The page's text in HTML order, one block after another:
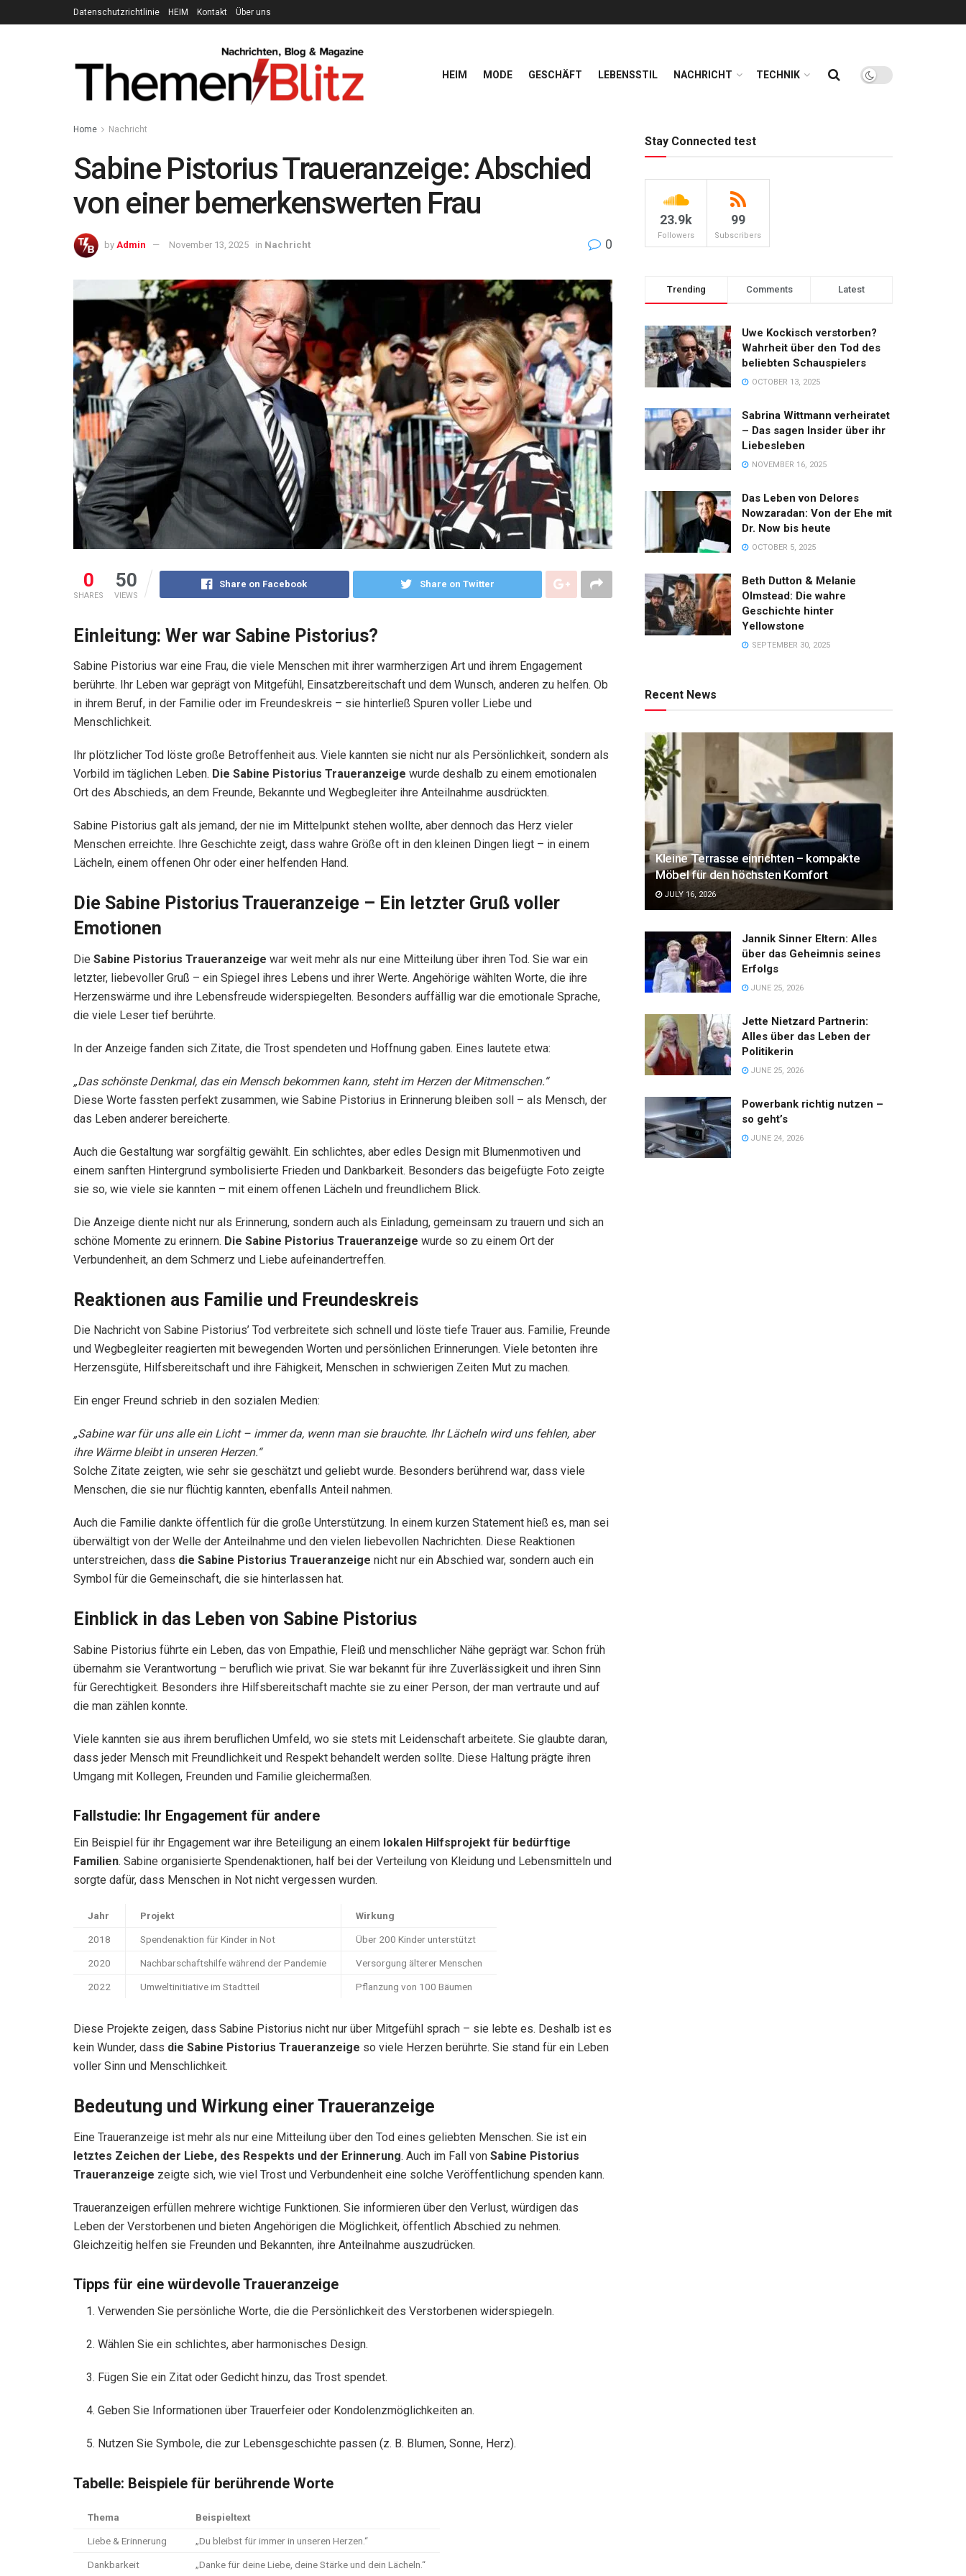
Datenschutzrichtlinie HEIM Kontakt Über uns
HEIM MODE GESCHÄFT LEBENSSTIL NACHRICHT TECHNIK
Home Nachricht
Sabine Pistorius Traueranzeige: Abschied
von einer bemerkenswerten Frau
by Admin November 13, 2025 in Nachricht 0
0
SHARES
50
VIEWS
Share on Facebook Share on Twitter
Einleitung: Wer war Sabine Pistorius?
Sabine Pistorius war eine Frau, die viele Menschen mit ihrer warmherzigen Art und ihrem Engagement
berührte. Ihr Leben war geprägt von Mitgefühl, Einsatzbereitschaft und dem Wunsch, anderen zu helfen. Ob
in ihrem Beruf, in der Familie oder im Freundeskreis – sie hinterließ Spuren voller Liebe und
Menschlichkeit.
Ihr plötzlicher Tod löste große Betroffenheit aus. Viele kannten sie nicht nur als Persönlichkeit, sondern als
Vorbild im täglichen Leben. Die Sabine Pistorius Traueranzeige wurde deshalb zu einem emotionalen
Ort des Abschieds, an dem Freunde, Bekannte und Wegbegleiter ihre Anteilnahme ausdrückten.
Sabine Pistorius galt als jemand, der nie im Mittelpunkt stehen wollte, aber dennoch das Herz vieler
Menschen erreichte. Ihre Geschichte zeigt, dass wahre Größe oft in den kleinen Dingen liegt – in einem
Lächeln, einem offenen Ohr oder einer helfenden Hand.
Die Sabine Pistorius Traueranzeige – Ein letzter Gruß voller
Emotionen
Die Sabine Pistorius Traueranzeige war weit mehr als nur eine Mitteilung über ihren Tod. Sie war ein
letzter, liebevoller Gruß – ein Spiegel ihres Lebens und ihrer Werte. Angehörige wählten Worte, die ihre
Herzenswärme und ihre Lebensfreude widerspiegelten. Besonders auffällig war die emotionale Sprache,
die viele Leser tief berührte.
In der Anzeige fanden sich Zitate, die Trost spendeten und Hoffnung gaben. Eines lautete etwa:
„Das schönste Denkmal, das ein Mensch bekommen kann, steht im Herzen der Mitmenschen.“
Diese Worte fassten perfekt zusammen, wie Sabine Pistorius in Erinnerung bleiben soll – als Mensch, der
das Leben anderer bereicherte.
Auch die Gestaltung war sorgfältig gewählt. Ein schlichtes, aber edles Design mit Blumenmotiven und
einem sanften Hintergrund symbolisierte Frieden und Dankbarkeit. Besonders das beigefügte Foto zeigte
sie so, wie viele sie kannten – mit einem offenen Lächeln und freundlichem Blick.
Die Anzeige diente nicht nur als Erinnerung, sondern auch als Einladung, gemeinsam zu trauern und sich an
schöne Momente zu erinnern. Die Sabine Pistorius Traueranzeige wurde so zu einem Ort der
Verbundenheit, an dem Schmerz und Liebe aufeinandertreffen.
Reaktionen aus Familie und Freundeskreis
Die Nachricht von Sabine Pistorius’ Tod verbreitete sich schnell und löste tiefe Trauer aus. Familie, Freunde
und Wegbegleiter reagierten mit bewegenden Worten und persönlichen Erinnerungen. Viele betonten ihre
Herzensgüte, Hilfsbereitschaft und ihre Fähigkeit, Menschen in schwierigen Zeiten Mut zu machen.
Ein enger Freund schrieb in den sozialen Medien:
„Sabine war für uns alle ein Licht – immer da, wenn man sie brauchte. Ihr Lächeln wird uns fehlen, aber
ihre Wärme bleibt in unseren Herzen.“
Solche Zitate zeigten, wie sehr sie geschätzt und geliebt wurde. Besonders berührend war, dass viele
Menschen, die sie nur flüchtig kannten, ebenfalls Anteil nahmen.
Auch die Familie dankte öffentlich für die große Unterstützung. In einem kurzen Statement hieß es, man sei
überwältigt von der Welle der Anteilnahme und den vielen liebevollen Nachrichten. Diese Reaktionen
unterstreichen, dass die Sabine Pistorius Traueranzeige nicht nur ein Abschied war, sondern auch ein
Symbol für die Gemeinschaft, die sie hinterlassen hat.
Einblick in das Leben von Sabine Pistorius
Sabine Pistorius führte ein Leben, das von Empathie, Fleiß und menschlicher Nähe geprägt war. Schon früh
übernahm sie Verantwortung – beruflich wie privat. Sie war bekannt für ihre Zuverlässigkeit und ihren Sinn
für Gerechtigkeit. Besonders ihre Hilfsbereitschaft machte sie zu einer Person, der man vertraute und auf
die man zählen konnte.
Viele kannten sie aus ihrem beruflichen Umfeld, wo sie stets mit Leidenschaft arbeitete. Sie glaubte daran,
dass jeder Mensch mit Freundlichkeit und Respekt behandelt werden sollte. Diese Haltung prägte ihren
Umgang mit Kollegen, Freunden und Familie gleichermaßen.
Fallstudie: Ihr Engagement für andere
Ein Beispiel für ihr Engagement war ihre Beteiligung an einem lokalen Hilfsprojekt für bedürftige
Familien. Sabine organisierte Spendenaktionen, half bei der Verteilung von Kleidung und Lebensmitteln und
sorgte dafür, dass Menschen in Not nicht vergessen wurden.
Jahr Projekt Wirkung
2018 Spendenaktion für Kinder in Not Über 200 Kinder unterstützt
2020 Nachbarschaftshilfe während der Pandemie Versorgung älterer Menschen
2022 Umweltinitiative im Stadtteil Pflanzung von 100 Bäumen
Diese Projekte zeigen, dass Sabine Pistorius nicht nur über Mitgefühl sprach – sie lebte es. Deshalb ist es
kein Wunder, dass die Sabine Pistorius Traueranzeige so viele Herzen berührte. Sie stand für ein Leben
voller Sinn und Menschlichkeit.
Bedeutung und Wirkung einer Traueranzeige
Eine Traueranzeige ist mehr als nur eine Mitteilung über den Tod eines geliebten Menschen. Sie ist ein
letztes Zeichen der Liebe, des Respekts und der Erinnerung. Auch im Fall von Sabine Pistorius
Traueranzeige zeigte sich, wie viel Trost und Verbundenheit eine solche Veröffentlichung spenden kann.
Traueranzeigen erfüllen mehrere wichtige Funktionen. Sie informieren über den Verlust, würdigen das
Leben der Verstorbenen und bieten Angehörigen die Möglichkeit, öffentlich Abschied zu nehmen.
Gleichzeitig helfen sie Freunden und Bekannten, ihre Anteilnahme auszudrücken.
Tipps für eine würdevolle Traueranzeige
Verwenden Sie persönliche Worte, die die Persönlichkeit des Verstorbenen widerspiegeln.
Wählen Sie ein schlichtes, aber harmonisches Design.
Fügen Sie ein Zitat oder Gedicht hinzu, das Trost spendet.
Geben Sie Informationen über Trauerfeier oder Kondolenzmöglichkeiten an.
Nutzen Sie Symbole, die zur Lebensgeschichte passen (z. B. Blumen, Sonne, Herz).
Tabelle: Beispiele für berührende Worte
Thema Beispieltext
Liebe & Erinnerung „Du bleibst für immer in unseren Herzen.“
Dankbarkeit „Danke für deine Liebe, deine Stärke und dein Lächeln.“
Stay Connected test
23.9k
Followers
99
Subscribers
Trending Comments Latest
Uwe Kockisch verstorben?
Wahrheit über den Tod des
beliebten Schauspielers
OCTOBER 13, 2025
Sabrina Wittmann verheiratet
– Das sagen Insider über ihr
Liebesleben
NOVEMBER 16, 2025
Das Leben von Delores
Nowzaradan: Von der Ehe mit
Dr. Now bis heute
OCTOBER 5, 2025
Beth Dutton & Melanie
Olmstead: Die wahre
Geschichte hinter
Yellowstone
SEPTEMBER 30, 2025
Recent News
Kleine Terrasse einrichten – kompakte
Möbel für den höchsten Komfort
JULY 16, 2026
Jannik Sinner Eltern: Alles
über das Geheimnis seines
Erfolgs
JUNE 25, 2026
Jette Nietzard Partnerin:
Alles über das Leben der
Politikerin
JUNE 25, 2026
Powerbank richtig nutzen –
so geht’s
JUNE 24, 2026